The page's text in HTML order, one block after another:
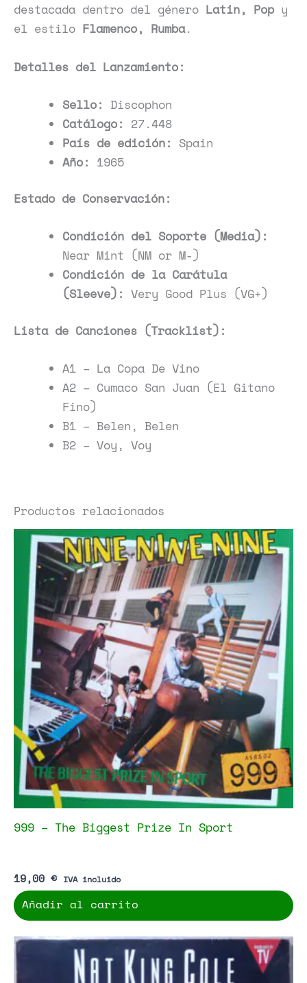
destacada dentro del género Latin, Pop y
el estilo Flamenco, Rumba.
Detalles del Lanzamiento:
Sello: Discophon
Catálogo: 27.448
País de edición: Spain
Año: 1965
Estado de Conservación:
Condición del Soporte (Media):
Near Mint (NM or M-)
Condición de la Carátula
(Sleeve): Very Good Plus (VG+)
Lista de Canciones (Tracklist):
A1 – La Copa De Vino
A2 – Cumaco San Juan (El Gitano
Fino)
B1 – Belen, Belen
B2 – Voy, Voy
Productos relacionados
999 – The Biggest Prize In Sport
19,00 € IVA incluido
Añadir al carrito